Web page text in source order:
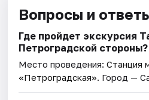
Вопросы и
Где пройдет экскурсия
Петроградской стороны?
Место проведения:Станция
«Петроградская». Город —